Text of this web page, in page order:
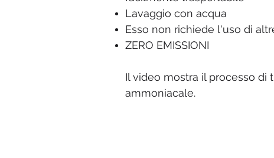
Lavaggio con acqua
Esso non richiede l'uso di
ZERO EMISSIONI
Il video mostra il processo
ammoniacale.